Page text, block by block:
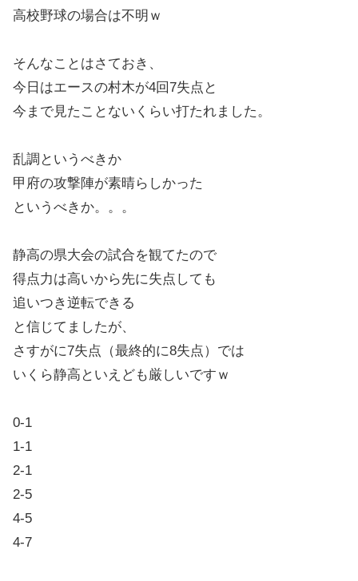
高校野球の場合は不明ｗ
そんなことはさておき、
今日はエースの村木が4回7失点と
今まで見たことないくらい打たれました。
乱調というべきか
甲府の攻撃陣が素晴らしかった
というべきか。。。
静高の県大会の試合を観てたので
得点力は高いから先に失点しても
追いつき逆転できる
と信じてましたが、
さすがに7失点（最終的に8失点）では
いくら静高といえども厳しいですｗ
0-1
1-1
2-1
2-5
4-5
4-7